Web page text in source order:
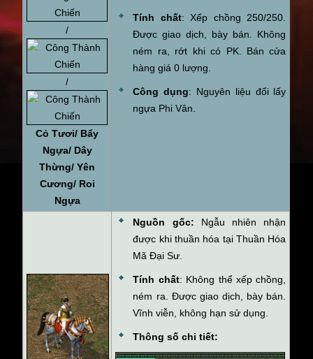
/
/
Cỏ Tươi/ Bẩy
Ngựa/ Dây
Thừng/ Yên
Cương/ Roi
Ngựa
Tính chất: Xếp chồng 250/250.
Được giao dịch, bày bán. Không
ném ra, rớt khi có PK. Bán cửa
hàng giá 0 lượng.
Công dụng: Nguyên liệu đổi lấy
ngựa Phi Vân.
Nguồn gốc: Ngẫu nhiên nhận
được khi thuần hóa tại Thuần Hóa
Mã Đại Sư.
Tính chất: Không thể xếp chồng,
ném ra. Được giao dịch, bày bán.
Vĩnh viễn, không hạn sử dụng.
Thông số chi tiết: